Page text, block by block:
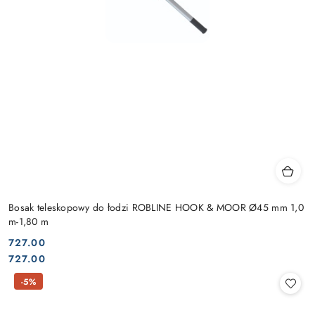
Bosak teleskopowy do łodzi ROBLINE HOOK & MOOR Ø45 mm 1,0
m-1,80 m
Cena:
727.00
Cena:
727.00
-5%